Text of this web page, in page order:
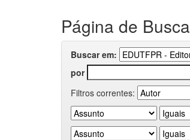
Página de Busca
Buscar em:
por
Filtros correntes: